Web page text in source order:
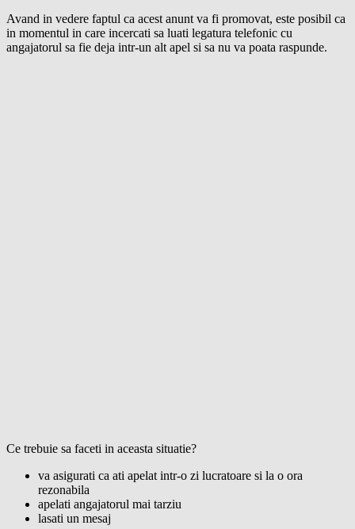
Avand in vedere faptul ca acest anunt va fi promovat, este posibil ca
in momentul in care incercati sa luati legatura telefonic cu
angajatorul sa fie deja intr-un alt apel si sa nu va poata raspunde.
Ce trebuie sa faceti in aceasta situatie?
va asigurati ca ati apelat intr-o zi lucratoare si la o ora
rezonabila
apelati angajatorul mai tarziu
lasati un mesaj